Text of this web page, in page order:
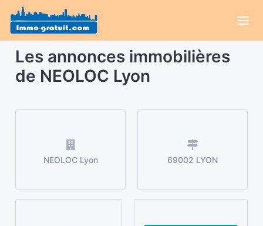
Les annonces immobilières
de NEOLOC Lyon
NEOLOC Lyon 69002 LYON